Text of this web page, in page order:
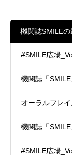
機関誌SMILE
#SMILE広場
機関誌「
オーラルフレ
機関誌「
#SMILE広場